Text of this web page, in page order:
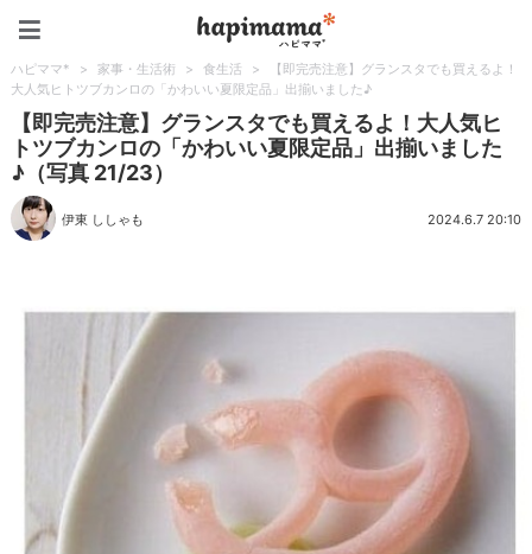
ハピママ* > 家事・生活術 > 食生活 >
【即完売注意】グランスタでも買えるよ！
大人気ヒトツブカンロの「かわいい夏限定品」出揃いました♪
【即完売注意】グランスタでも買えるよ！大人気ヒ
トツブカンロの「かわいい夏限定品」出揃いました
♪（写真 21/23）
伊東 ししゃも 2024.6.7 20:10